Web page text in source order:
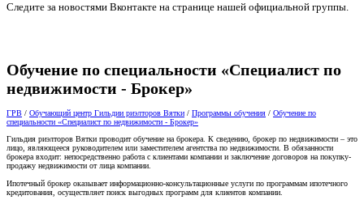
Следите за новостями Вконтакте на странице нашей официальной группы.
Обучение по специальности «Специалист по
недвижимости - Брокер»
ГРВ / Обучающий центр Гильдии риэлторов Вятки / Программы обучения / Обучение по
специальности «Специалист по недвижимости - Брокер»
Гильдия риэлторов Вятки проводит обучение на брокера. К сведению, брокер по недвижимости – это
лицо, являющееся руководителем или заместителем агентства по недвижимости. В обязанности
брокера входит: непосредственно работа с клиентами компании и заключение договоров на покупку-
продажу недвижимости от лица компании.
Ипотечный брокер оказывает информационно-консультационные услуги по программам ипотечного
кредитования, осуществляет поиск выгодных программ для клиентов компании.